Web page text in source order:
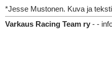
*Jesse Mustonen. Kuva ja
Varkaus Racing Team ry - -